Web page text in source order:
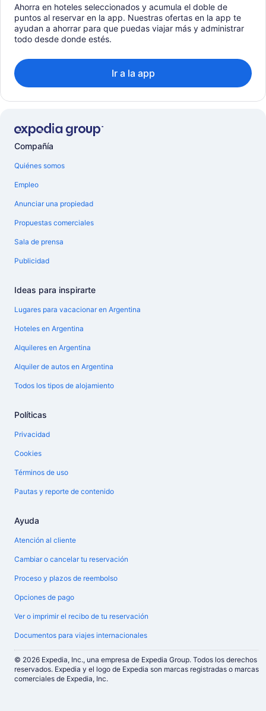
Ahorra en hoteles seleccionados y acumula el doble de
puntos al reservar en la app. Nuestras ofertas en la app te
ayudan a ahorrar para que puedas viajar más y administrar
todo desde donde estés.
Ir a la app
Compañía
Quiénes somos
Empleo
Anunciar una propiedad
Propuestas comerciales
Sala de prensa
Publicidad
Ideas para inspirarte
Lugares para vacacionar en Argentina
Hoteles en Argentina
Alquileres en Argentina
Alquiler de autos en Argentina
Todos los tipos de alojamiento
Políticas
Privacidad
Cookies
Términos de uso
Pautas y reporte de contenido
Ayuda
Atención al cliente
Cambiar o cancelar tu reservación
Proceso y plazos de reembolso
Opciones de pago
Ver o imprimir el recibo de tu reservación
Documentos para viajes internacionales
© 2026 Expedia, Inc., una empresa de Expedia Group. Todos los derechos
reservados. Expedia y el logo de Expedia son marcas registradas o marcas
comerciales de Expedia, Inc.